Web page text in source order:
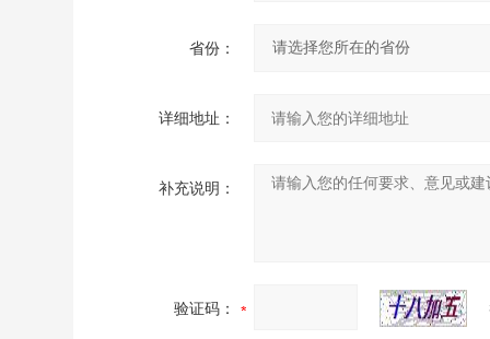
省份：
详细地址：
补充说明：
验证码：